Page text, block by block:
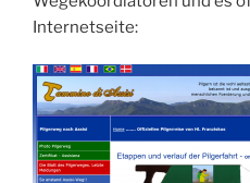
Internetseite: